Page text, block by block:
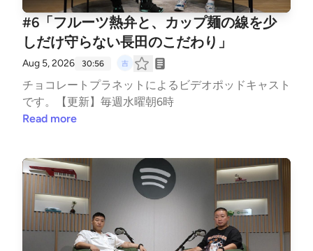
#6「フルーツ熱弁と、カップ麺の線を少
しだけ守らない長田のこだわり」
Aug 5, 2026 30:56
チョコレートプラネットによるビデオポッドキャスト
です。【更新】毎週水曜朝6時
Read more